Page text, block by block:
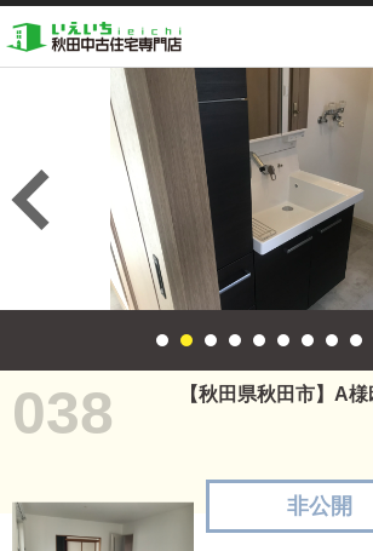
038 【秋田県秋田市】A
非公開